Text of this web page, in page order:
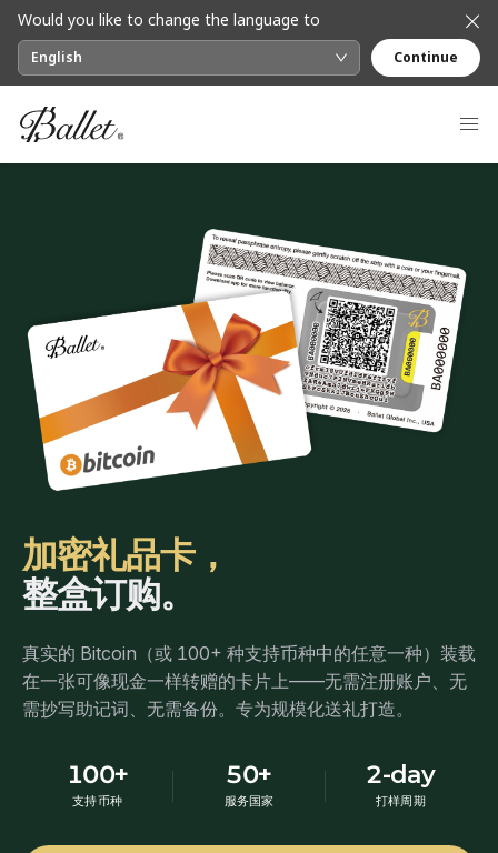
Would you like to change the language to
English Continue
加密礼品卡，
整盒订购。
真实的 Bitcoin（或 100+ 种支持币种中的任意一种）装载
在一张可像现金一样转赠的卡片上——无需注册账户、无
需抄写助记词、无需备份。专为规模化送礼打造。
100+
支持币种
50+
服务国家
2-day
打样周期
Navigated to REAL 系列数字资产冷存储